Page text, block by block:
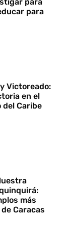
para
Victoreado:
en el
del Caribe
más
Caracas